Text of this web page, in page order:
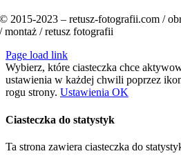
© 2015-2023 – retusz-fotografii.com /
/ montaż / retusz fotografii
Page load link
Wybierz, które ciasteczka chce
ustawienia w każdej chwili poprzez
rogu strony. Ustawienia OK
Ciasteczka do statystyk
Ta strona zawiera ciasteczka do